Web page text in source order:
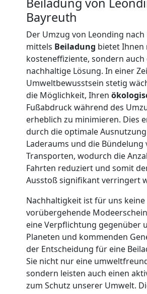
Bayreuth
Der Umzug von Leonding nach
mittels Beiladung bietet Ihnen
kosteneffiziente, sondern auch
nachhaltige Lösung. In einer
Umweltbewusstsein stetig
die Möglichkeit, Ihren
Fußabdruck während des
erheblich zu minimieren. Dies
durch die optimale
Laderaums und die Bündelung
Transporten, wodurch die
Fahrten reduziert und somit
Ausstoß signifikant verringert
Nachhaltigkeit ist für uns keine
vorübergehende
eine Verpflichtung gegenüber
Planeten und kommenden
der Entscheidung für eine
Sie nicht nur eine
sondern leisten auch einen
zum Schutz unserer Umwelt.
LKW
Möbellift
Leonding
Übersiedlung
Leonding
Klaviertransport
Leonding
Privatumzug